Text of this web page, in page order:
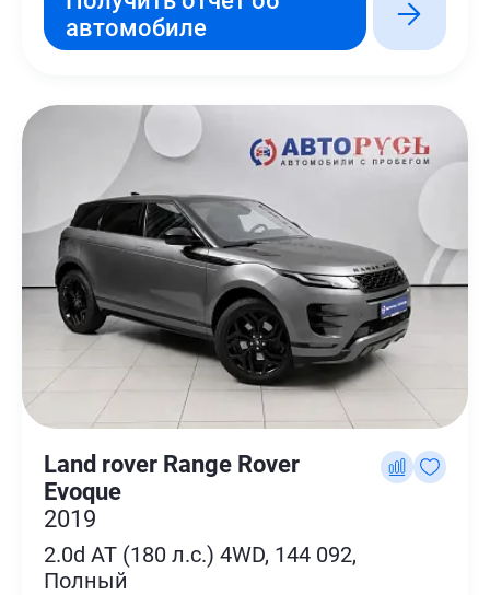
автомобиле
Land rover Range Rover
Evoque
2019
2.0d AT (180 л.с.) 4WD, 144 092,
Полный